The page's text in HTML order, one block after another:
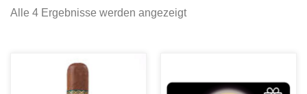
Alle 4 Ergebnisse werden angezeigtNach